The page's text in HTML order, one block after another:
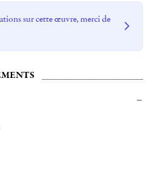
sur cette œuvre, merci de